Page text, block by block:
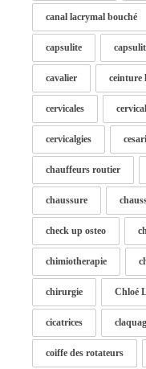
canal lacrymal bouché
capsulite
cavalier ceinture
cervicales
cervicalgies
chauffeurs routier
chaussure
check up osteo
chimiotherapie
chirurgie Chloé
cicatrices
coiffe des rotateurs